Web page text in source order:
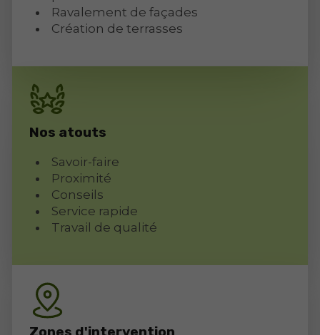
Ravalement de façades
Création de terrasses
Nos atouts
Savoir-faire
Proximité
Conseils
Service rapide
Travail de qualité
Zones d'intervention